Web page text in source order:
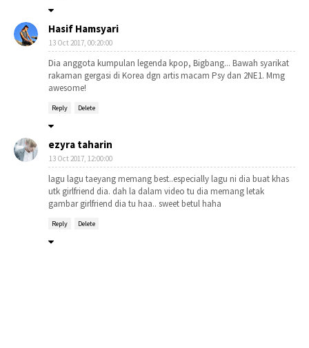
Hasif Hamsyari
13 Oct 2017, 00:20:00
Dia anggota kumpulan legenda kpop, Bigbang... Bawah syarikat
rakaman gergasi di Korea dgn artis macam Psy dan 2NE1. Mmg
awesome!
Reply Delete
ezyra taharin
13 Oct 2017, 12:00:00
lagu lagu taeyang memang best..especially lagu ni dia buat khas
utk girlfriend dia. dah la dalam video tu dia memang letak
gambar girlfriend dia tu haa.. sweet betul haha
Reply Delete